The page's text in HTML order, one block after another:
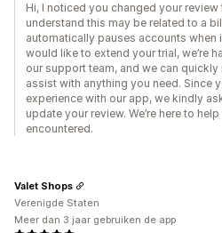
Hi, I noticed you changed your
understand this may be related to a
automatically pauses accounts when
would like to extend your trial, we’re
our support team, and we can
assist with anything you need. Since
experience with our app, we kindly
update your review. We’re here to
encountered.
Valet Shops
Verenigde Staten
Meer dan 3 jaar gebruiken de app